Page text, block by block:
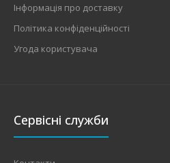
Інформація про доставку
Політика конфіденційності
Угода користувача
Сервісні служби